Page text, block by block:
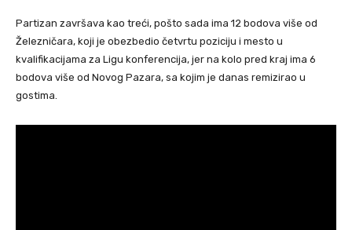
Partizan završava kao treći, pošto sada ima 12 bodova više od
Železničara, koji je obezbedio četvrtu poziciju i mesto u
kvalifikacijama za Ligu konferencija, jer na kolo pred kraj ima 6
bodova više od Novog Pazara, sa kojim je danas remizirao u
gostima.